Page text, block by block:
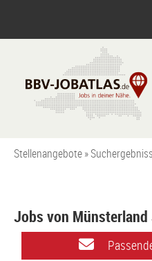
Stellenangebote
Jobs von Münsterland